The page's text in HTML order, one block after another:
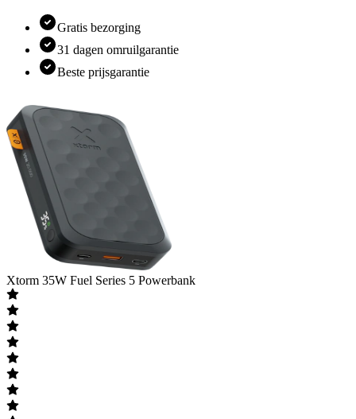
Gratis bezorging
31 dagen omruilgarantie
Beste prijsgarantie
Xtorm 35W Fuel Series 5 Powerbank